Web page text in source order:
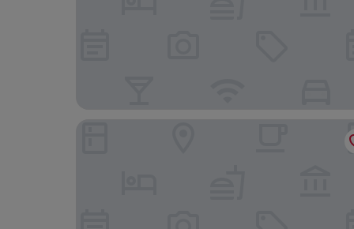
Days Inn & Conference Centre by Wyndham